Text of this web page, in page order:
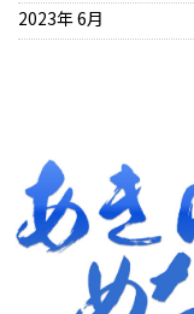
2023年 6月